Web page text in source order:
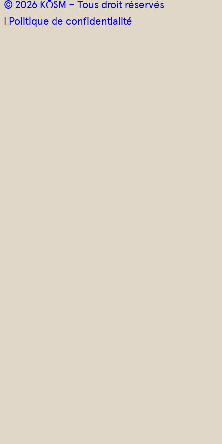
© 2026 KŌSM – Tous droit réservés
| Politique de confidentialité